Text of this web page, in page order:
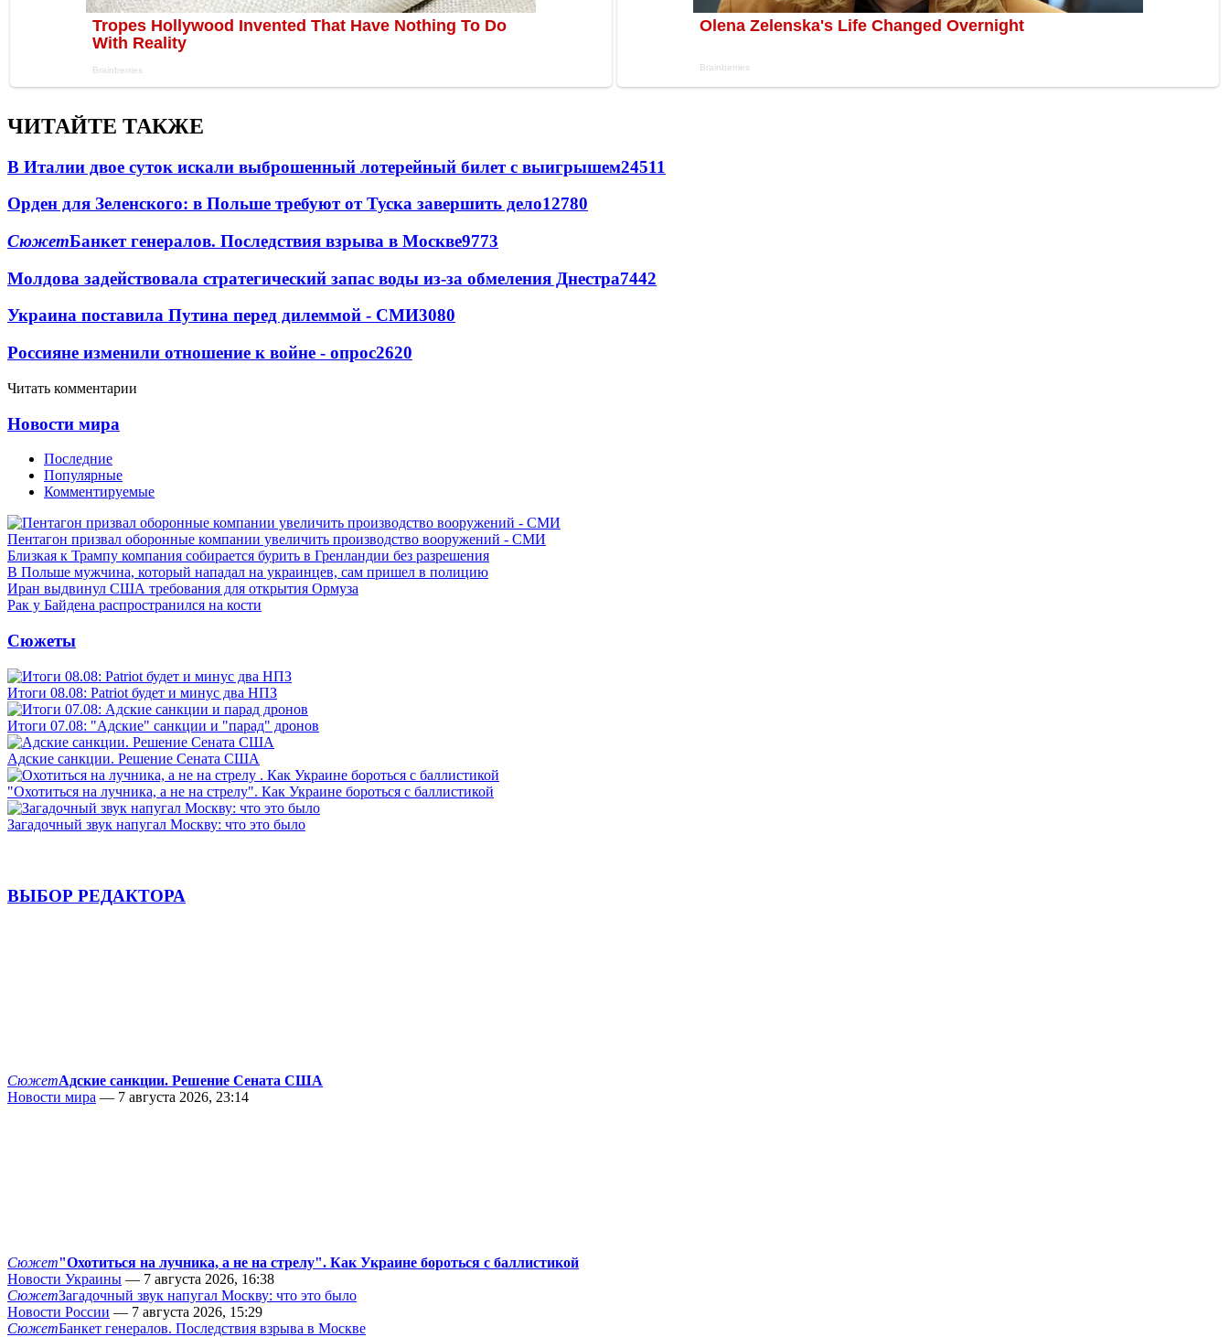
ЧИТАЙТЕ ТАКЖЕ
В Италии двое суток искали выброшенный лотерейный билет с выигрышем24511
Орден для Зеленского: в Польше требуют от Туска завершить дело12780
СюжетБанкет генералов. Последствия взрыва в Москве9773
Молдова задействовала стратегический запас воды из-за обмеления Днестра7442
Украина поставила Путина перед дилеммой - СМИ3080
Россияне изменили отношение к войне - опрос2620
Читать комментарии
Новости мира
Последние
Популярные
Комментируемые
Пентагон призвал оборонные компании увеличить производство вооружений - СМИ
Близкая к Трампу компания собирается бурить в Гренландии без разрешения
В Польше мужчина, который нападал на украинцев, сам пришел в полицию
Иран выдвинул США требования для открытия Ормуза
Рак у Байдена распространился на кости
Сюжеты
Итоги 08.08: Patriot будет и минус два НПЗ
Итоги 07.08: "Адские" санкции и "парад" дронов
Адские санкции. Решение Сената США
"Охотиться на лучника, а не на стрелу". Как Украине бороться с баллистикой
Загадочный звук напугал Москву: что это было
ВЫБОР РЕДАКТОРА
СюжетАдские санкции. Решение Сената США
Новости мира — 7 августа 2026, 23:14
Сюжет"Охотиться на лучника, а не на стрелу". Как Украине бороться с баллистикой
Новости Украины — 7 августа 2026, 16:38
СюжетЗагадочный звук напугал Москву: что это было
Новости России — 7 августа 2026, 15:29
СюжетБанкет генералов. Последствия взрыва в Москве